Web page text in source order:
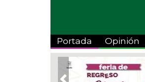
Portada Opinión